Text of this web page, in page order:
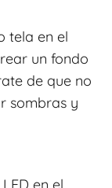
tela en el
un fondo
de que no
sombras y